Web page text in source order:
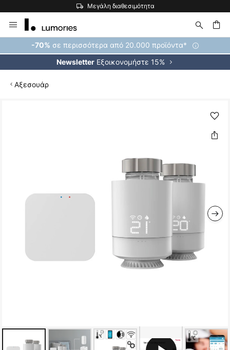
Μεγάλη διαθεσιμότητα
Μετάβαση
στο
περιεχόμενο
-70% σε περισσότερα από 20.000 προϊόντα*
Newsletter Εξοικονομήστε 15%
Αξεσουάρ